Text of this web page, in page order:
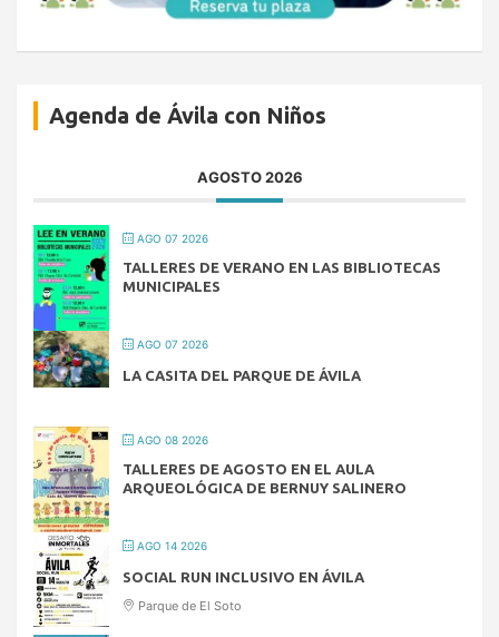
Agenda de Ávila con Niños
AGOSTO 2026
AGO 07 2026
TALLERES DE VERANO EN LAS BIBLIOTECAS
MUNICIPALES
AGO 07 2026
LA CASITA DEL PARQUE DE ÁVILA
AGO 08 2026
TALLERES DE AGOSTO EN EL AULA
ARQUEOLÓGICA DE BERNUY SALINERO
AGO 14 2026
SOCIAL RUN INCLUSIVO EN ÁVILA
Parque de El Soto